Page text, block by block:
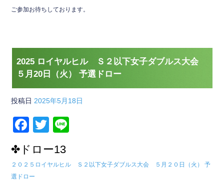
ご参加お待ちしております。
2025 ロイヤルヒル Ｓ２以下女子ダブルス大会
５月20日（火） 予選ドロー
投稿日 2025年5月18日
F
a
c
e
T
tt
er
✤ドロー13
２０２５ロイヤルヒル Ｓ２以下女子ダブルス大会
５月２０日（火） 予
選ドロー